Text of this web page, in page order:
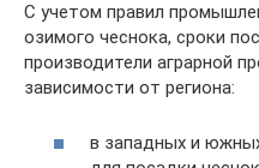
С учетом правил
озимого чеснока, сроки
производители аграрной
зависимости от региона:
в западных и